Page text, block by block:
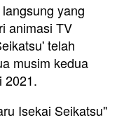
yang
animasi TV
telah
musim kedua
2021.
Isekai Seikatsu"